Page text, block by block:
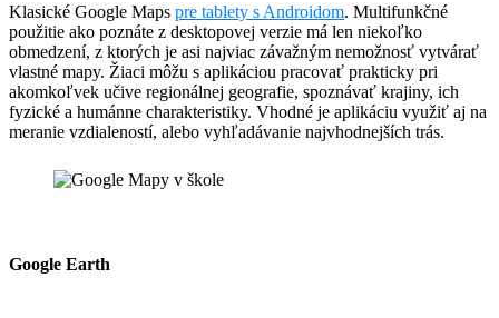
Klasické Google Maps pre tablety s Androidom. Multifunkčné
použitie ako poznáte z desktopovej verzie má len niekoľko
obmedzení, z ktorých je asi najviac závažným nemožnosť vytvárať
vlastné mapy. Žiaci môžu s aplikáciou pracovať prakticky pri
akomkoľvek učive regionálnej geografie, spoznávať krajiny, ich
fyzické a humánne charakteristiky. Vhodné je aplikáciu využiť aj na
meranie vzdialeností, alebo vyhľadávanie najvhodnejších trás.
Google Earth